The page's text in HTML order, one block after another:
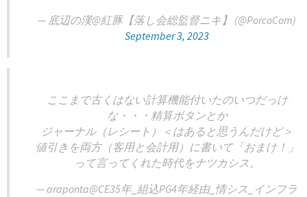
— 底辺の漢@紅豚【落し会総監督ニキ】 (@PorcoCom)
September 3, 2023
ここまで古くはない計算機能付いたのいつだっけ
な・・・精算ボタンとか
ジャーナル（レシート）＜はあると思うんだけど＞
値引きを両方（客用と会計用）に書いて「おまけ！」
って言ってくれた時代をナツカシス。
— araponta@CE35年_組込PG4年経由_情シス_インフラ